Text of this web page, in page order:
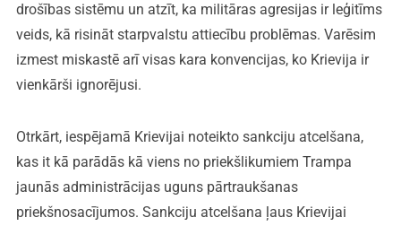
drošības sistēmu un atzīt, ka militāras agresijas ir leģitīms
veids, kā risināt starpvalstu attiecību problēmas. Varēsim
izmest miskastē arī visas kara konvencijas, ko Krievija ir
vienkārši ignorējusi.
Otrkārt, iespējamā Krievijai noteikto sankciju atcelšana,
kas it kā parādās kā viens no priekšlikumiem Trampa
jaunās administrācijas uguns pārtraukšanas
priekšnosacījumos. Sankciju atcelšana ļaus Krievijai